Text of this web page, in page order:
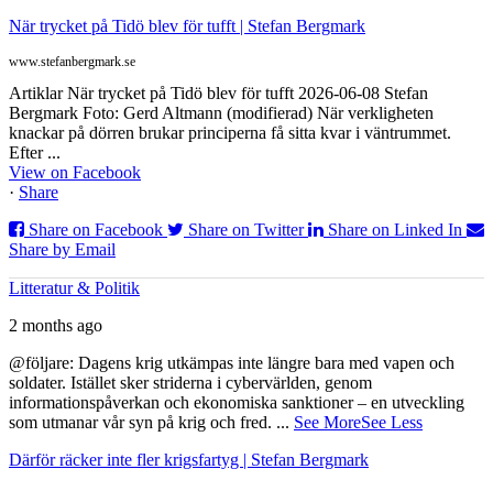
När trycket på Tidö blev för tufft | Stefan Bergmark
www.stefanbergmark.se
Artiklar När trycket på Tidö blev för tufft 2026-06-08 Stefan
Bergmark Foto: Gerd Altmann (modifierad) När verkligheten
knackar på dörren brukar principerna få sitta kvar i väntrummet.
Efter ...
View on Facebook
· Share
Share on Facebook
Share on Twitter
Share on Linked In
Share by Email
Litteratur & Politik
2 months ago
@följare: Dagens krig utkämpas inte längre bara med vapen och
soldater. Istället sker striderna i cybervärlden, genom
informationspåverkan och ekonomiska sanktioner – en utveckling
som utmanar vår syn på krig och fred. ... See MoreSee Less
Därför räcker inte fler krigsfartyg | Stefan Bergmark